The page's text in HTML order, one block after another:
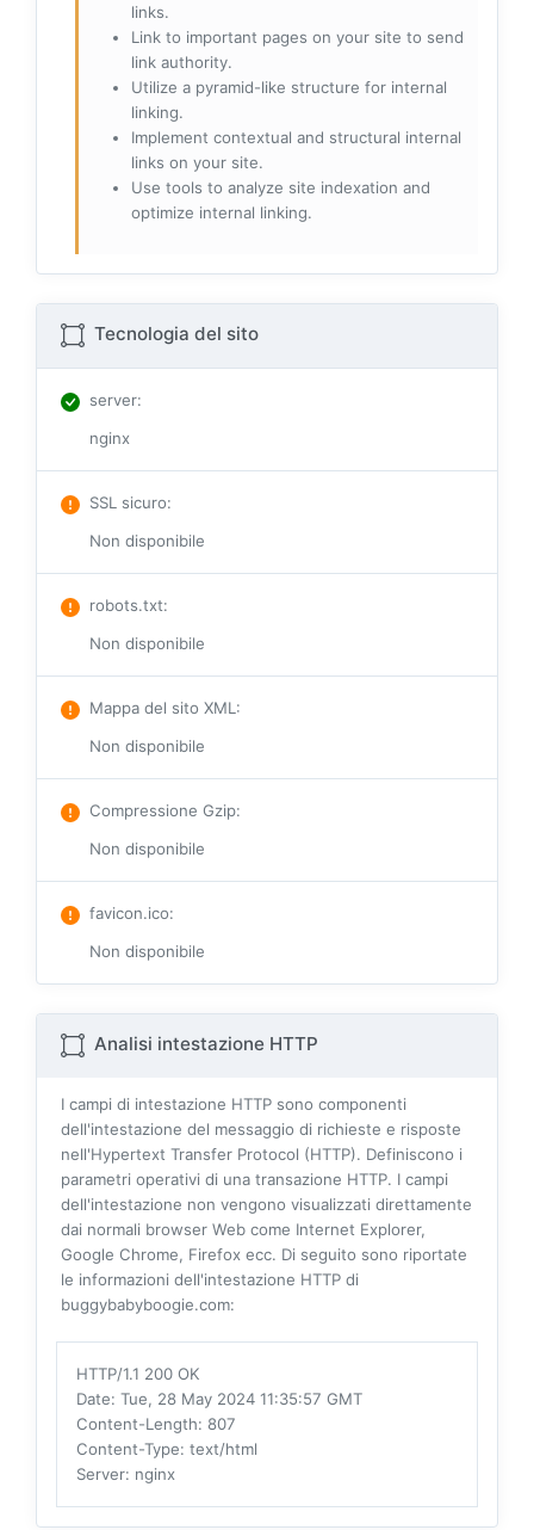
links.
Link to important pages on your site to send
link authority.
Utilize a pyramid-like structure for internal
linking.
Implement contextual and structural internal
links on your site.
Use tools to analyze site indexation and
optimize internal linking.
Tecnologia del sito
server:
nginx
SSL sicuro:
Non disponibile
robots.txt:
Non disponibile
Mappa del sito XML :
Non disponibile
Compressione Gzip:
Non disponibile
favicon.ico:
Non disponibile
Analisi intestazione HTTP
I campi di intestazione HTTP sono componenti
dell'intestazione del messaggio di richieste e risposte
nell'Hypertext Transfer Protocol (HTTP). Definiscono i
parametri operativi di una transazione HTTP. I campi
dell'intestazione non vengono visualizzati direttamente
dai normali browser Web come Internet Explorer,
Google Chrome, Firefox ecc. Di seguito sono riportate
le informazioni dell'intestazione HTTP di
buggybabyboogie.com:
HTTP/1.1 200 OK
Date: Tue, 28 May 2024 11:35:57 GMT
Content-Length: 807
Content-Type: text/html
Server: nginx